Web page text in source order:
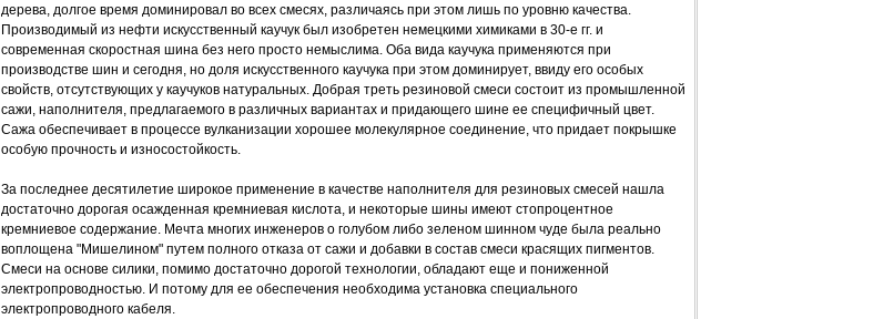
дерева, долгое время доминировал во всех смесях, различаясь при этом лишь по уровню качества.
Производимый из нефти искусственный каучук был изобретен немецкими химиками в 30-е гг. и
современная скоростная шина без него просто немыслима. Оба вида каучука применяются при
производстве шин и сегодня, но доля искусственного каучука при этом доминирует, ввиду его особых
свойств, отсутствующих у каучуков натуральных. Добрая треть резиновой смеси состоит из промышленной
сажи, наполнителя, предлагаемого в различных вариантах и придающего шине ее специфичный цвет.
Сажа обеспечивает в процессе вулканизации хорошее молекулярное соединение, что придает покрышке
особую прочность и износостойкость.
За последнее десятилетие широкое применение в качестве наполнителя для резиновых смесей нашла
достаточно дорогая осажденная кремниевая кислота, и некоторые шины имеют стопроцентное
кремниевое содержание. Мечта многих инженеров о голубом либо зеленом шинном чуде была реально
воплощена "Мишелином" путем полного отказа от сажи и добавки в состав смеси красящих пигментов.
Смеси на основе силики, помимо достаточно дорогой технологии, обладают еще и пониженной
электропроводностью. И потому для ее обеспечения необходима установка специального
электропроводного кабеля.